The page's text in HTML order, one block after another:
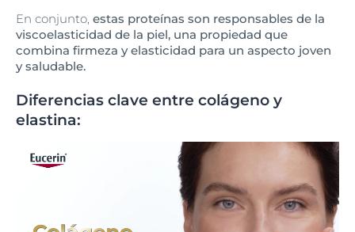
En conjunto, estas proteínas son responsables de la
viscoelasticidad de la piel, una propiedad que
combina firmeza y elasticidad para un aspecto joven
y saludable.
Diferencias clave entre colágeno y
elastina: